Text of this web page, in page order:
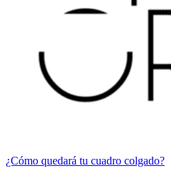
¿Cómo quedará tu cuadro colgado?